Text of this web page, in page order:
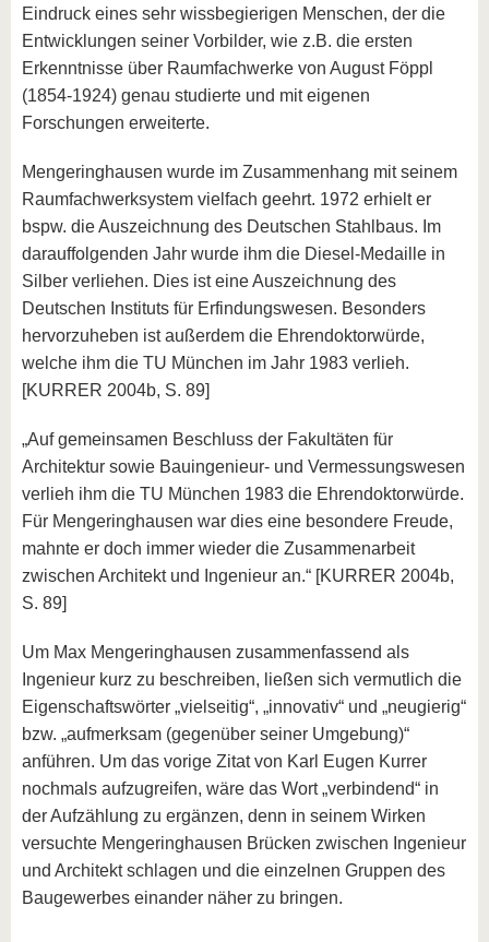
Eindruck eines sehr wissbegierigen Menschen, der die
Entwicklungen seiner Vorbilder, wie z.B. die ersten
Erkenntnisse über Raumfachwerke von August Föppl
(1854-1924) genau studierte und mit eigenen
Forschungen erweiterte.
Mengeringhausen wurde im Zusammenhang mit seinem
Raumfachwerksystem vielfach geehrt. 1972 erhielt er
bspw. die Auszeichnung des Deutschen Stahlbaus. Im
darauffolgenden Jahr wurde ihm die Diesel-Medaille in
Silber verliehen. Dies ist eine Auszeichnung des
Deutschen Instituts für Erfindungswesen. Besonders
hervorzuheben ist außerdem die Ehrendoktorwürde,
welche ihm die TU München im Jahr 1983 verlieh.
[KURRER 2004b, S. 89]
„Auf gemeinsamen Beschluss der Fakultäten für
Architektur sowie Bauingenieur- und Vermessungswesen
verlieh ihm die TU München 1983 die Ehrendoktorwürde.
Für Mengeringhausen war dies eine besondere Freude,
mahnte er doch immer wieder die Zusammenarbeit
zwischen Architekt und Ingenieur an.“ [KURRER 2004b,
S. 89]
Um Max Mengeringhausen zusammenfassend als
Ingenieur kurz zu beschreiben, ließen sich vermutlich die
Eigenschaftswörter „vielseitig“, „innovativ“ und „neugierig“
bzw. „aufmerksam (gegenüber seiner Umgebung)“
anführen. Um das vorige Zitat von Karl Eugen Kurrer
nochmals aufzugreifen, wäre das Wort „verbindend“ in
der Aufzählung zu ergänzen, denn in seinem Wirken
versuchte Mengeringhausen Brücken zwischen Ingenieur
und Architekt schlagen und die einzelnen Gruppen des
Baugewerbes einander näher zu bringen.